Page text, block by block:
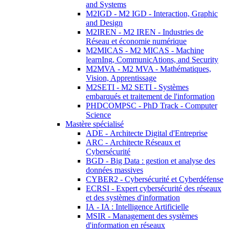
and Systems
M2IGD - M2 IGD - Interaction, Graphic
and Design
M2IREN - M2 IREN - Industries de
Réseau et économie numérique
M2MICAS - M2 MICAS - Machine
learnIng, CommunicAtions, and Security
M2MVA - M2 MVA - Mathématiques,
Vision, Apprentissage
M2SETI - M2 SETI - Systèmes
embarqués et traitement de l'information
PHDCOMPSC - PhD Track - Computer
Science
Mastère spécialisé
ADE - Architecte Digital d'Entreprise
ARC - Architecte Réseaux et
Cybersécurité
BGD - Big Data : gestion et analyse des
données massives
CYBER2 - Cybersécurité et Cyberdéfense
ECRSI - Expert cybersécurité des réseaux
et des systèmes d'information
IA - IA : Intelligence Artificielle
MSIR - Management des systèmes
d'information en réseaux